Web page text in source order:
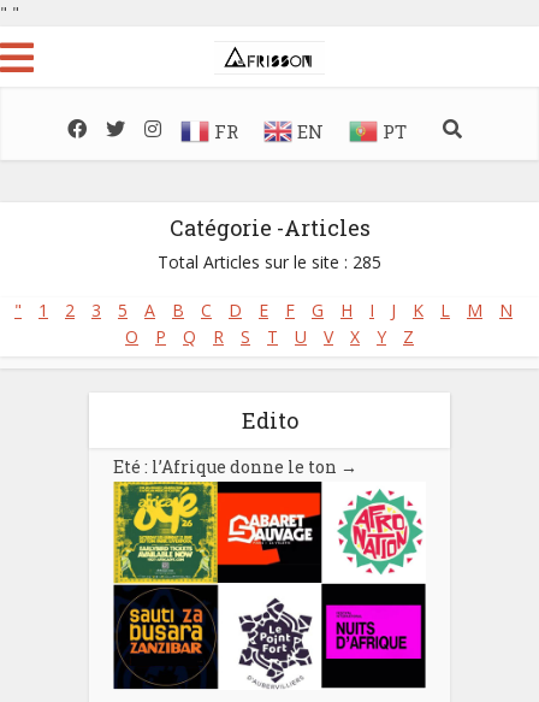
" "
FR EN PT
Catégorie -Articles
Total Articles sur le site : 285
" 1 2 3 5 A B C D E F G H I J K L M
N
O
P Q R S T U V X Y Z
Edito
Eté : l’Afrique donne le ton →